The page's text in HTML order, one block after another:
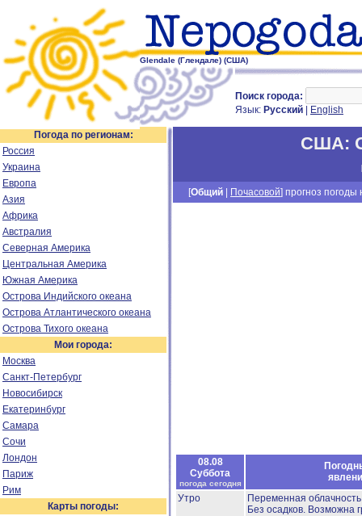
Glendale (Глендале) (США)
Поиск города:
Язык: Русский English
Погода по регионам:
Россия
Украина
Европа
Азия
Африка
Австралия
Северная Америка
Центральная Америка
Южная Америка
Острова Индийского океана
Острова Атлантического океана
Острова Тихого океана
Мои города:
Москва
Санкт-Петербург
Новосибирск
Екатеринбург
Самара
Сочи
Лондон
Париж
Рим
Карты погоды:
США:
[Общий Почасовой] прогноз погоды
08.08
Суббота
погода сегодня
Утро
Переменная
Без осадков. Возможна